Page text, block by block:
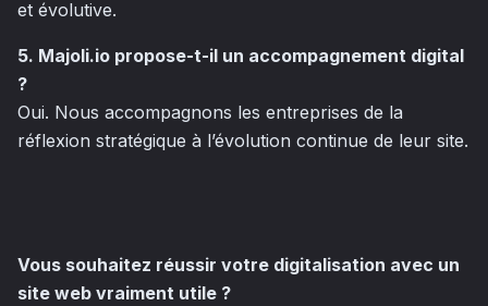
et évolutive.
5. Majoli.io propose-t-il un accompagnement digital
?
Oui. Nous accompagnons les entreprises de la
réflexion stratégique à l’évolution continue de leur site.
Vous souhaitez réussir votre digitalisation avec un
site web vraiment utile ?